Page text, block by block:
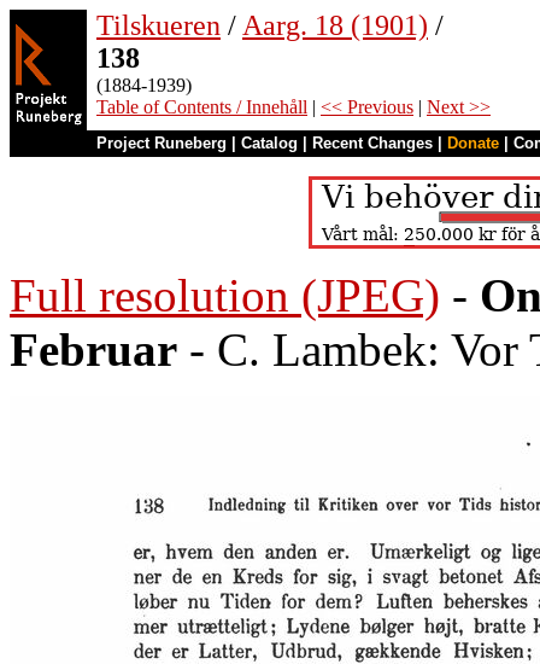
Tilskueren / Aarg. 18 (1901) /
138
(1884-1939)
Table of Contents / Innehåll | << Previous | Next >>
Project Runeberg Catalog Recent Changes Donate
Full resolution (JPEG) -
Februar - C. Lambek: Vor